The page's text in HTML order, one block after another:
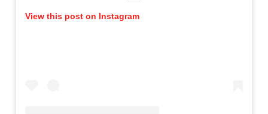
View this post on Instagram